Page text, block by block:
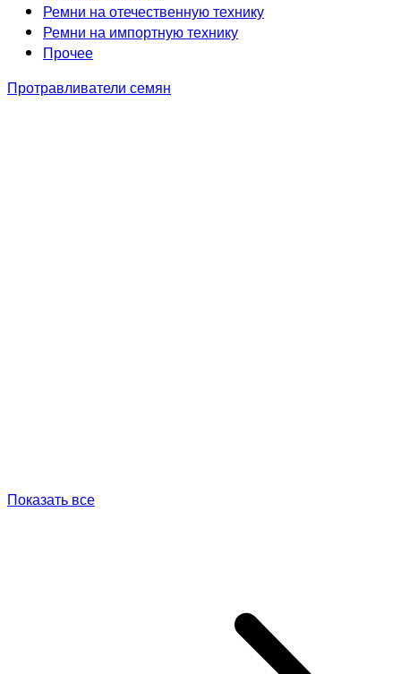
Ремни на отечественную технику
Ремни на импортную технику
Прочее
Протравливатели семян
Показать все